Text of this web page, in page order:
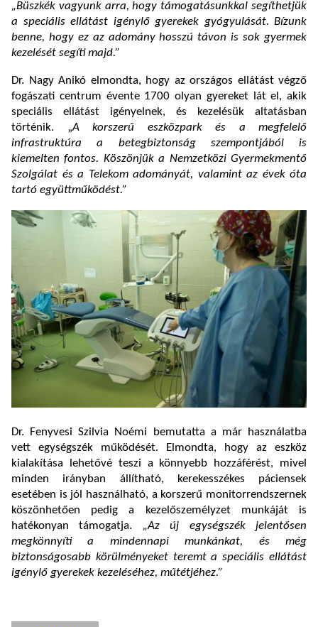
„Büszkék vagyunk arra, hogy támogatásunkkal segíthetjük
a speciális ellátást igénylő gyerekek gyógyulását. Bízunk
benne, hogy ez az adomány hosszú távon is sok gyermek
kezelését segíti majd.”
Dr. Nagy Anikó elmondta, hogy az országos ellátást végző
fogászati centrum évente 1700 olyan gyereket lát el, akik
speciális ellátást igényelnek, és kezelésük altatásban
történik. „A korszerű eszközpark és a megfelelő
infrastruktúra a betegbiztonság szempontjából is
kiemelten fontos. Köszönjük a Nemzetközi Gyermekmentő
Szolgálat és a Telekom adományát, valamint az évek óta
tartó együttműködést.”
Dr. Fenyvesi Szilvia Noémi bemutatta a már használatba
vett egységszék működését. Elmondta, hogy az eszköz
kialakítása lehetővé teszi a könnyebb hozzáférést, mivel
minden irányban állítható, kerekesszékes páciensek
esetében is jól használható, a korszerű monitorrendszernek
köszönhetően pedig a kezelőszemélyzet munkáját is
hatékonyan támogatja. „Az új egységszék jelentősen
megkönnyíti a mindennapi munkánkat, és még
biztonságosabb körülményeket teremt a speciális ellátást
igénylő gyerekek kezeléséhez, műtétjéhez.”